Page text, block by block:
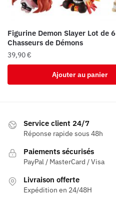
Figurine Demon Slayer Lot de 6
Chasseurs de Démons
39,90€
Ajouter au panier
Service client 24/7
Réponse rapide sous 48h
Paiements sécurisés
PayPal / MasterCard / Visa
Livraison offerte
Expédition en 24/48H